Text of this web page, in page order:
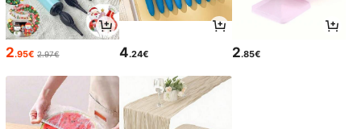
2.95€ 2.97€ 4.24€ 2.85€